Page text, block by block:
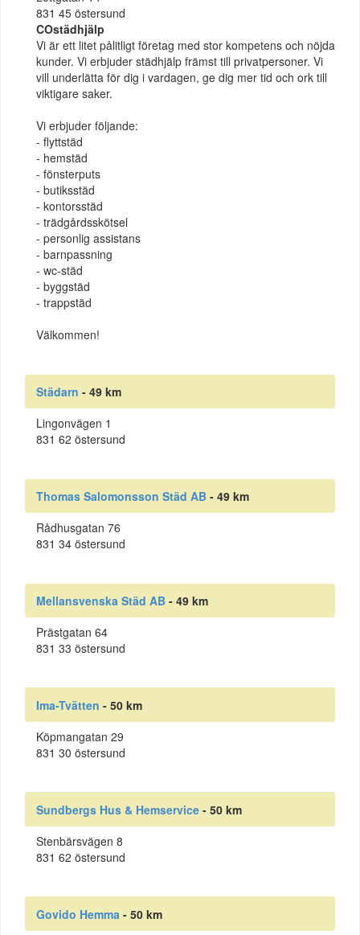
831 45 östersund
COstädhjälp
Vi är ett litet pålitligt företag med stor kompetens och nöjda
kunder. Vi erbjuder städhjälp främst till privatpersoner. Vi
vill underlätta för dig i vardagen, ge dig mer tid och ork till
viktigare saker.
Vi erbjuder följande:
- flyttstäd
- hemstäd
- fönsterputs
- butiksstäd
- kontorsstäd
- trädgårdsskötsel
- personlig assistans
- barnpassning
- wc-städ
- byggstäd
- trappstäd
Välkommen!
Städarn - 49 km
Lingonvägen 1
831 62 östersund
Thomas Salomonsson Städ AB - 49 km
Rådhusgatan 76
831 34 östersund
Mellansvenska Städ AB - 49 km
Prästgatan 64
831 33 östersund
Ima-Tvätten - 50 km
Köpmangatan 29
831 30 östersund
Sundbergs Hus & Hemservice - 50 km
Stenbärsvägen 8
831 62 östersund
Govido Hemma - 50 km